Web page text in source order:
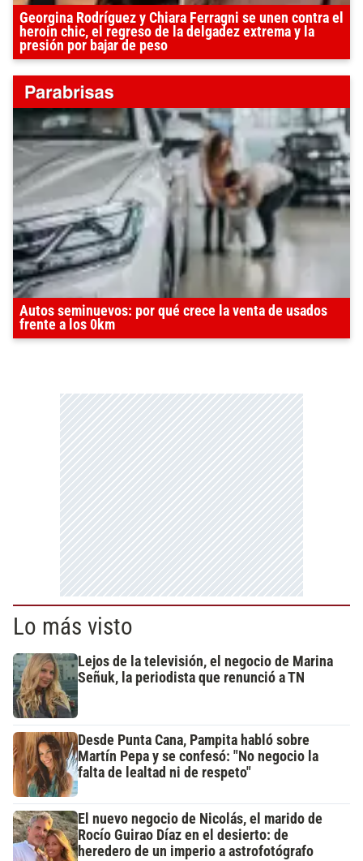
Georgina Rodríguez y Chiara Ferragni se unen contra el
heroin chic, el regreso de la delgadez extrema y la
presión por bajar de peso
Autos seminuevos: por qué crece la venta de usados
frente a los 0km
Lo más visto
Lejos de la televisión, el negocio de Marina
Señuk, la periodista que renunció a TN
Desde Punta Cana, Pampita habló sobre
Martín Pepa y se confesó: "No negocio la
falta de lealtad ni de respeto"
El nuevo negocio de Nicolás, el marido de
Rocío Guirao Díaz en el desierto: de
heredero de un imperio a astrofotógrafo